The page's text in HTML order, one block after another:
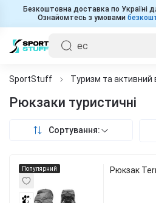
Безкоштовна доставка по Україні
Ознайомтесь з умовами
SportStuff Туризм та активний
Рюкзаки туристичні
Сортування:
Популярний
3
Рюкзак